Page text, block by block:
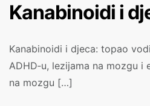
Kanabinoidi i
Kanabinoidi i djeca: topao
ADHD‑u, lezijama na mozgu i
na mozgu […]